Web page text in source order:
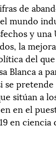
de
mundo
y una
la
del
Blanca a
se
sitúan a
en el
en ciencia